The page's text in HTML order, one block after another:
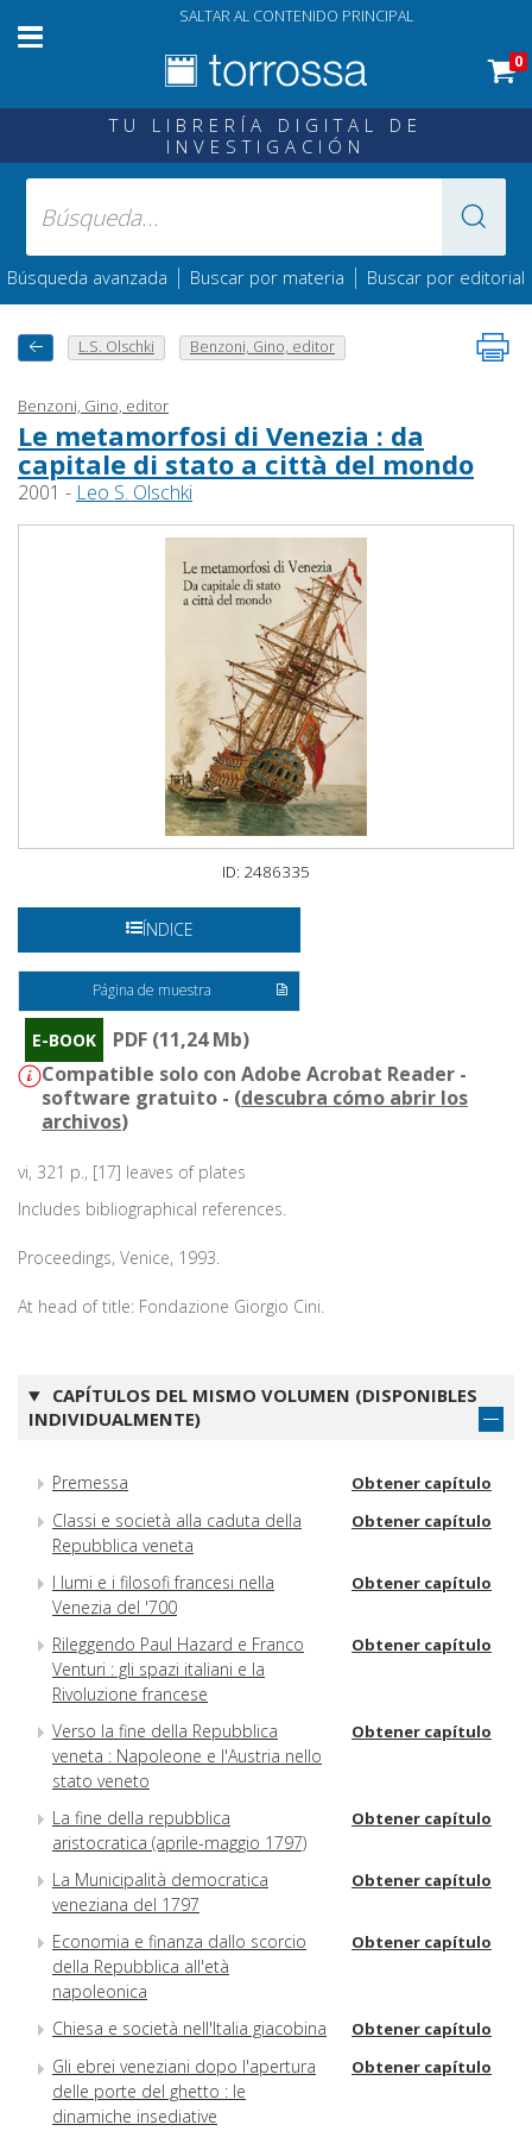
SALTAR AL CONTENIDO PRINCIPAL
0
TU LIBRERÍA DIGITAL DE
INVESTIGACIÓN
Búsqueda avanzada | Buscar por materia | Buscar por editorial
L.S. Olschki Benzoni, Gino, editor
Benzoni, Gino, editor
Le metamorfosi di Venezia : da
capitale di stato a città del mondo
2001 - Leo S. Olschki
ID: 2486335
ÍNDICE
Página de muestra
E-BOOK
PDF (11,24 Mb)
Compatible solo con Adobe Acrobat Reader -
software gratuito - (descubra cómo abrir los
archivos)
vi, 321 p., [17] leaves of plates
Includes bibliographical references.
Proceedings, Venice, 1993.
At head of title: Fondazione Giorgio Cini.
CAPÍTULOS DEL MISMO VOLUMEN (DISPONIBLES
INDIVIDUALMENTE)
Premessa Obtener capítulo
Classi e società alla caduta della
Repubblica veneta
Obtener capítulo
I lumi e i filosofi francesi nella
Venezia del '700
Obtener capítulo
Rileggendo Paul Hazard e Franco
Venturi : gli spazi italiani e la
Rivoluzione francese
Obtener capítulo
Verso la fine della Repubblica
veneta : Napoleone e l'Austria nello
stato veneto
Obtener capítulo
La fine della repubblica
aristocratica (aprile-maggio 1797)
Obtener capítulo
La Municipalità democratica
veneziana del 1797
Obtener capítulo
Economia e finanza dallo scorcio
della Repubblica all'età
napoleonica
Obtener capítulo
Chiesa e società nell'Italia giacobina Obtener capítulo
Gli ebrei veneziani dopo l'apertura
delle porte del ghetto : le
dinamiche insediative
Obtener capítulo